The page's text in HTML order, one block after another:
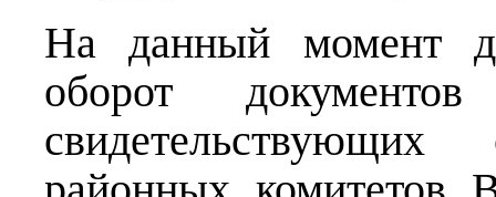
На данный момент
оборот